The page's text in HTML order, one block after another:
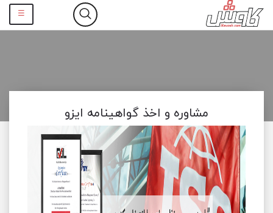
☰
مشاوره و اخذ گواهینامه ایزو